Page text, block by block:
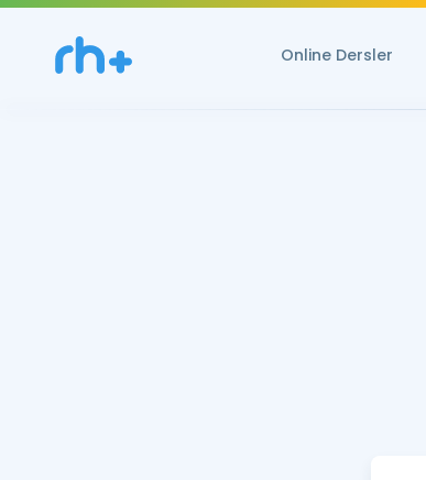
Online Dersler